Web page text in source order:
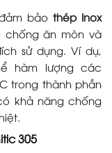
bảo thép Inox
ăn mòn và
sử dụng. Ví dụ,
hàm lượng các
trong thành phần
khả năng chống
305